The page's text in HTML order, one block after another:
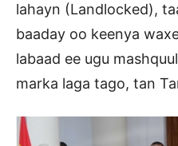
lahayn (Landlocked),
baaday oo keenya
labaad ee ugu
marka laga tago, tan